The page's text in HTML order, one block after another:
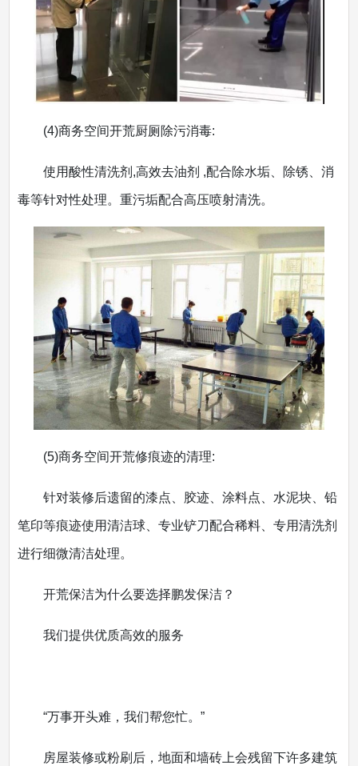
(4)商务空间开荒厨厕除污消毒:
使用酸性清洗剂,高效去油剂 ,配合除水垢、除锈、消
毒等针对性处理。重污垢配合高压喷射清洗。
(5)商务空间开荒修痕迹的清理:
针对装修后遗留的漆点、胶迹、涂料点、水泥块、铅
笔印等痕迹使用清洁球、专业铲刀配合稀料、专用清洗剂
进行细微清洁处理。
开荒保洁为什么要选择鹏发保洁？
我们提供优质高效的服务
“万事开头难，我们帮您忙。”
房屋装修或粉刷后，地面和墙砖上会残留下许多建筑